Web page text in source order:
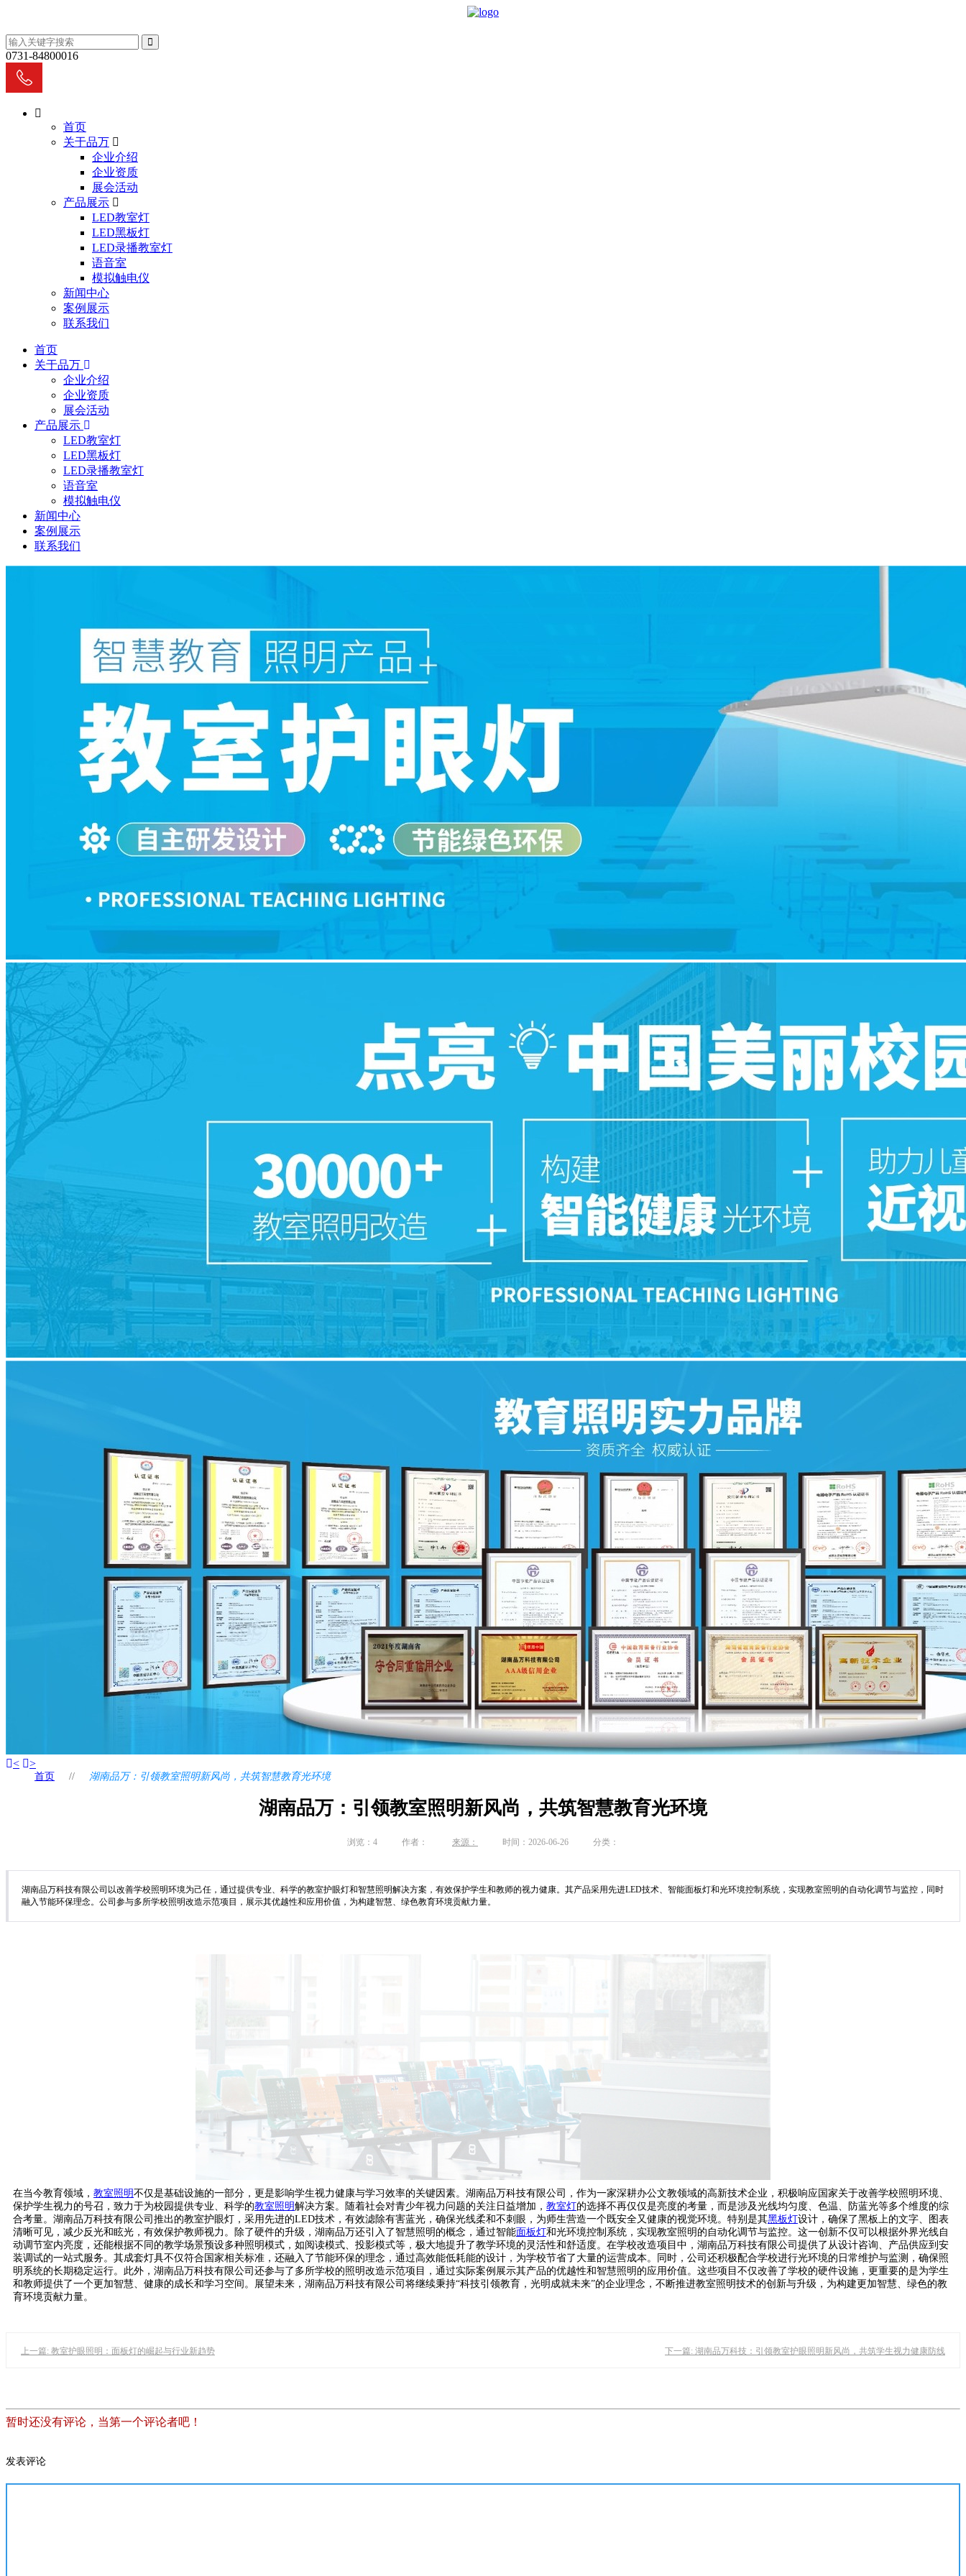
0731-84800016
首页
关于品万
企业介绍
企业资质
展会活动
产品展示
LED教室灯
LED黑板灯
LED录播教室灯
语音室
模拟触电仪
新闻中心
案例展示
联系我们
首页
关于品万
企业介绍
企业资质
展会活动
产品展示
LED教室灯
LED黑板灯
LED录播教室灯
语音室
模拟触电仪
新闻中心
案例展示
联系我们
< >
首页 // 湖南品万：引领教室照明新风尚，共筑智慧教育光环境
湖南品万：引领教室照明新风尚，共筑智慧教育光环境
浏览： 4 作者： 来源： 时间：2026-06-26 分类：
湖南品万科技有限公司以改善学校照明环境为己任，通过提供专业、科学的教室护眼灯和智慧照明解决方案，有效保护学生和教师的视力健康。其产品采用先进LED技术、智能面板灯和光环境控制系统，实现教室照明的自动化调节与监控，同时
融入节能环保理念。公司参与多所学校照明改造示范项目，展示其优越性和应用价值，为构建智慧、绿色教育环境贡献力量。
在当今教育领域， 教室照明不仅是基础设施的一部分，更是影响学生视力健康与学习效率的关键因素。湖南品万科技有限公司，作为一家深耕办公文教领域的高新技术企业，积极响应国家关于改善学校照明环境、
保护学生视力的号召，致力于为校园提供专业、科学的教室照明解决方案。随着社会对青少年视力问题的关注日益增加， 教室灯的选择不再仅仅是亮度的考量，而是涉及光线均匀度、色温、防蓝光等多个维度的综
合考量。湖南品万科技有限公司推出的教室护眼灯，采用先进的LED技术，有效滤除有害蓝光，确保光线柔和不刺眼，为师生营造一个既安全又健康的视觉环境。特别是其黑板灯设计，确保了黑板上的文字、图表
清晰可见，减少反光和眩光，有效保护教师视力。除了硬件的升级，湖南品万还引入了智慧照明的概念，通过智能面板灯和光环境控制系统，实现教室照明的自动化调节与监控。这一创新不仅可以根据外界光线自
动调节室内亮度，还能根据不同的教学场景预设多种照明模式，如阅读模式、投影模式等，极大地提升了教学环境的灵活性和舒适度。在学校改造项目中，湖南品万科技有限公司提供了从设计咨询、产品供应到安
装调试的一站式服务。其成套灯具不仅符合国家相关标准，还融入了节能环保的理念，通过高效能低耗能的设计，为学校节省了大量的运营成本。同时，公司还积极配合学校进行光环境的日常维护与监测，确保照
明系统的长期稳定运行。此外，湖南品万科技有限公司还参与了多所学校的照明改造示范项目，通过实际案例展示其产品的优越性和智慧照明的应用价值。这些项目不仅改善了学校的硬件设施，更重要的是为学生
和教师提供了一个更加智慧、健康的成长和学习空间。展望未来，湖南品万科技有限公司将继续秉持“科技引领教育，光明成就未来”的企业理念，不断推进教室照明技术的创新与升级，为构建更加智慧、绿色的教
育环境贡献力量。
上一篇: 教室护眼照明：面板灯的崛起与行业新趋势 下一篇: 湖南品万科技：引领教室护眼照明新风尚，共筑学生视力健康防线
暂时还没有评论，当第一个评论者吧！
发表评论